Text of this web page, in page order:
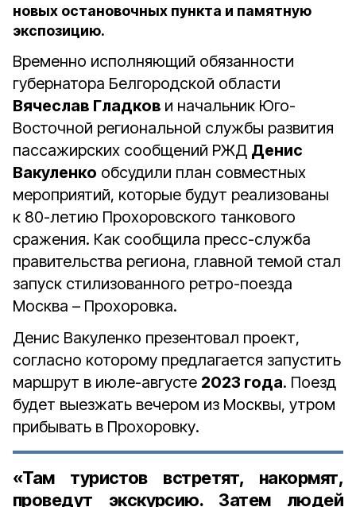
новых остановочных пункта и памятную
экспозицию.
Временно исполняющий обязанности
губернатора Белгородской области
Вячеслав Гладков и начальник Юго-
Восточной региональной службы развития
пассажирских сообщений РЖД Денис
Вакуленко обсудили план совместных
мероприятий, которые будут реализованы
к 80-летию Прохоровского танкового
сражения. Как сообщила пресс-служба
правительства региона, главной темой стал
запуск стилизованного ретро-поезда
Москва – Прохоровка.
Денис Вакуленко презентовал проект,
согласно которому предлагается запустить
маршрут в июле-августе 2023 года. Поезд
будет выезжать вечером из Москвы, утром
прибывать в Прохоровку.
«Там туристов встретят, накормят,
проведут экскурсию. Затем людей